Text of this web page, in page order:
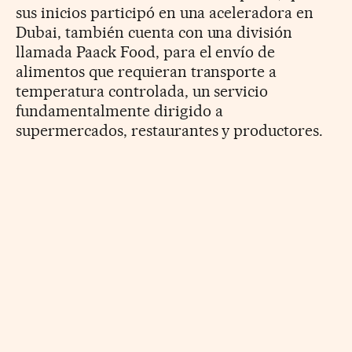
sus inicios participó en una aceleradora en
Dubai, también cuenta con una división
llamada Paack Food, para el envío de
alimentos que requieran transporte a
temperatura controlada, un servicio
fundamentalmente dirigido a
supermercados, restaurantes y productores.